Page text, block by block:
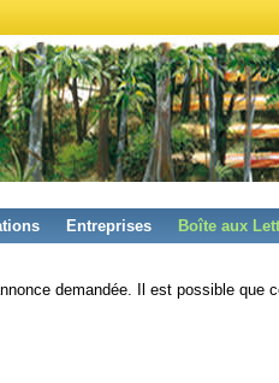
Entreprises Boîte aux
demandée. Il est possible que